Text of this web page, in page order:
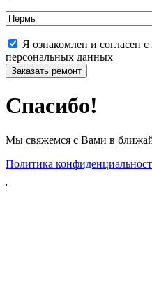
Я ознакомлен и согласен
персональных данных
Спасибо!
Мы свяжемся с Вами в
Политика
'